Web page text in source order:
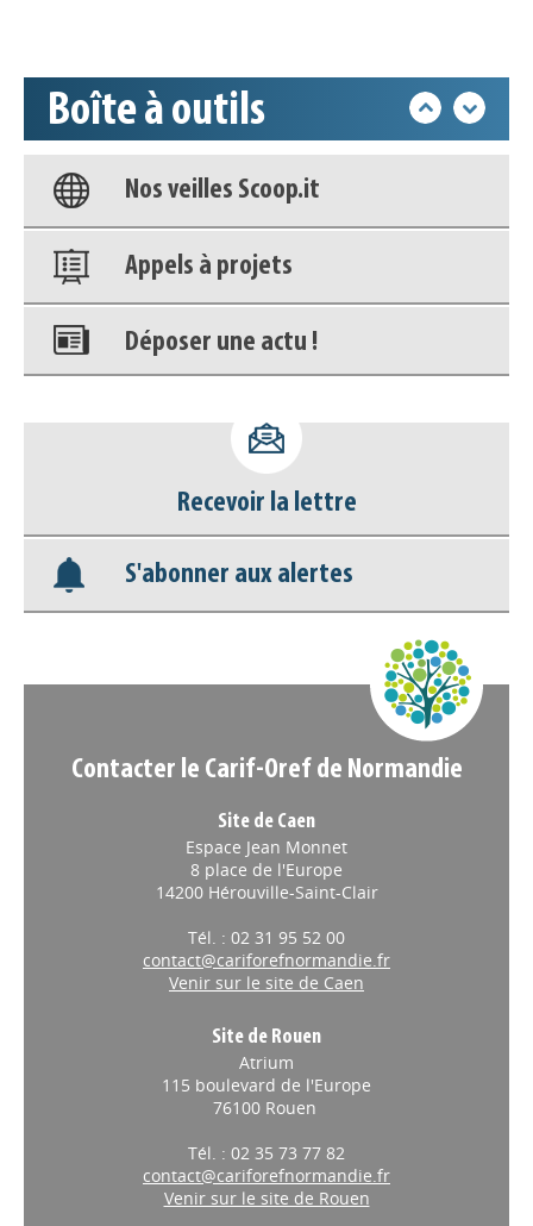
Boîte à outils
Base documentaire
Nos veilles Scoop.it
Appels à projets
Déposer une actu !
déconnecter)
Base documentaire
Nos veilles Scoop.it
Recevoir la lettre
S'abonner aux alertes
Contacter le Carif-Oref de Normandie
Site de Caen
Espace Jean Monnet
8 place de l'Europe
14200 Hérouville-Saint-Clair
Tél. : 02 31 95 52 00
contact@cariforefnormandie.fr
Venir sur le site de Caen
Site de Rouen
Atrium
115 boulevard de l'Europe
76100 Rouen
Tél. : 02 35 73 77 82
contact@cariforefnormandie.fr
Venir sur le site de Rouen